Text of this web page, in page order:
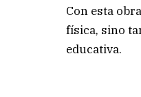
Con esta
física, sino
educativa.